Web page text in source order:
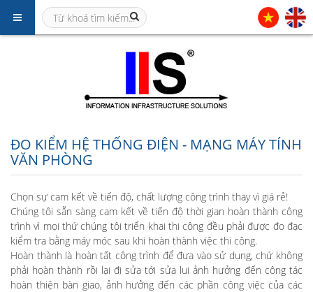
ĐO KIỂM HỆ THỐNG ĐIỆN - MẠNG MÁY TÍNH
VĂN PHÒNG
Chọn sự cam kết về tiến độ, chất lượng công trình thay vì giá rẻ!
Chúng tôi sẵn sàng cam kết về tiến độ thời gian hoàn thành công
trình vì mọi thứ chúng tôi triển khai thi công đều phải được đo đạc
kiểm tra bằng máy móc sau khi hoàn thành việc thi công.
Hoàn thành là hoàn tất công trình để đưa vào sử dụng, chứ không
phải hoàn thành rồi lại đi sửa tới sửa lui ảnh hưởng đến công tác
hoàn thiện bàn giao, ảnh hưởng đến các phần công việc của các